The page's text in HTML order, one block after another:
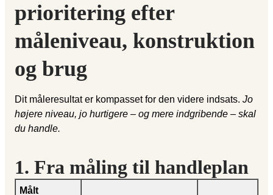
prioritering efter
måleniveau, konstruktion
og brug
Dit måleresultat er kompasset for den videre indsats. Jo
højere niveau, jo hurtigere – og mere indgribende – skal
du handle.
1. Fra måling til handleplan
Målt